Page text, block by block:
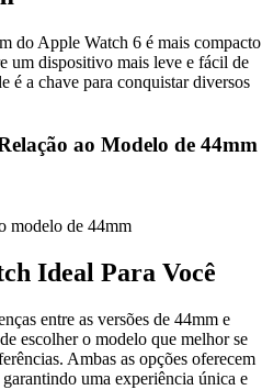
do Apple Watch 6 é mais compacto
um dispositivo mais leve e fácil de
é a chave para conquistar diversos
ao Modelo de 44mm
modelo de 44mm
Ideal Para Você
entre as versões de 44mm e
escolher o modelo que melhor se
Ambas as opções oferecem
uma experiência única e